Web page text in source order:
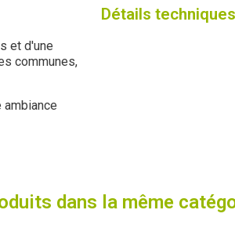
et d'une
communes,
Détails techniques
dans la même